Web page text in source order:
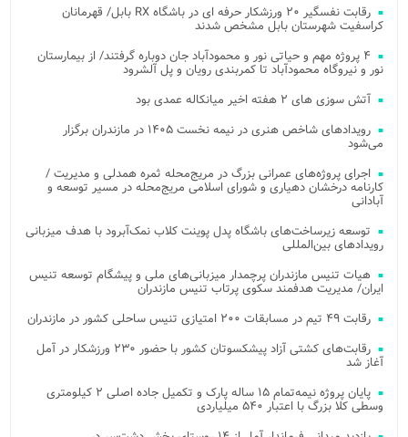
رقابت نفسگیر ۲۰ ورزشکار حرفه ای در باشگاه RX بابل/ قهرمانان
کراسفیت شهرستان بابل مشخص شدند
۴ پروژه مهم و حیاتی نور و محمودآباد جان دوباره گرفتند/ از بیمارستان
نور و نیروگاه محمودآباد تا کمربندی رویان و پل آلشرود
آتش‌ سوزی‌ های ۲ هفته اخیر میانکاله عمدی بود
رویدادهای شاخص هنری در نیمه نخست ۱۴۰۵ در مازندران برگزار
می‌شود
اجرای پروژه‌های عمرانی بزرگ در مریج‌محله ثمره همدلی و مدیریت /
کارنامه درخشان دهیاری و شورای اسلامی مریج‌محله در مسیر توسعه و
آبادانی
توسعه زیرساخت‌های باشگاه پدل پوینت کلاب نمک‌آبرود با هدف میزبانی
رویدادهای بین‌المللی
هیات تنیس مازندران پرچمدار میزبانی‌های ملی و پیشگام توسعه تنیس
ایران/ مدیریت هدفمند سکوی پرتاب تنیس مازندران
رقابت ۴۹ تیم در مسابقات ۲۰۰ امتیازی تنیس ساحلی کشور در مازندران
رقابت‌های کشتی آزاد پیشکسوتان کشور با حضور ۲۳۰ ورزشکار در آمل
آغاز شد
پایان پروژه نیمه‌تمام ۱۵ ساله پارک و تکمیل جاده اصلی ۲ کیلومتری
وسطی کلا بزرگ با اعتبار ۵۴۰ میلیاردی